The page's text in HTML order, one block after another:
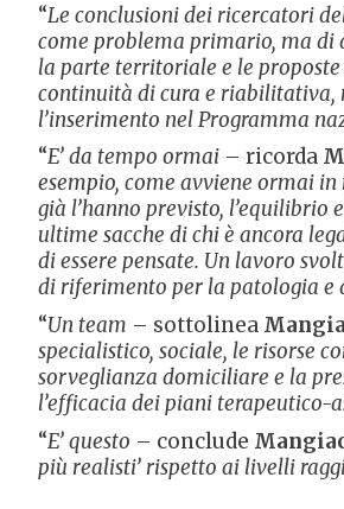
“Le conclusioni dei ricercatori
come problema primario, ma di
la parte territoriale e le
continuità di cura e riabilitativa,
l’inserimento nel Programma
“E’ da tempo ormai – ricorda
esempio, come avviene ormai
già l’hanno previsto,
ultime sacche di chi è ancora
di essere pensate. Un lavoro
di riferimento per la patologia e
“Un team – sottolinea
specialistico, sociale, le risorse
sorveglianza domiciliare e la
l’efficacia dei piani
“E’ questo – conclude
più realisti’ rispetto ai livelli